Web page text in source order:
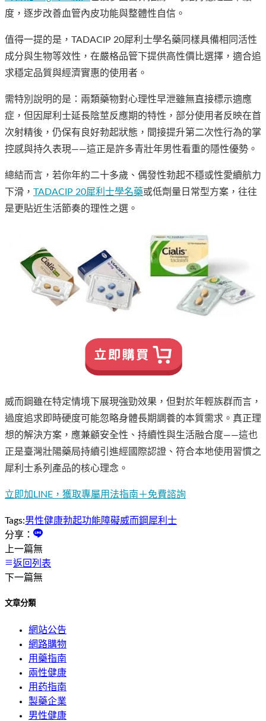
度，逐步改善血管內皮功能與整體性自信。
值得一提的是，TADACIP 20犀利士學名藥同樣具備相同活性
成分與生物等效性，在嚴格品管下提供高性價比選擇，適合追
求穩定品質與經濟實惠的使用者。
需特別說明的是：兩類藥物對心理性早泄雖無直接標示適應
症，但因犀利士延長陰莖反應期的特性，部分使用者反映在首
次射精後，仍保有良好勃起狀態，間接提升第二次性行為的掌
控感與持久表現——這正是許多青壯年男性看重的隱性優勢。
總結而言，若你年約二十多歲、偶發性勃起不穩或性愛續航力
下滑， TADACIP 20犀利士學名藥或低劑量日常型方案，往往
是更貼近生活節奏的理性之選。
威而鋼雖在特定情境下展現強勁效果，但對於年輕族群而言，
過度追求即時硬度可能忽略身體長期調養的本質需求。真正理
想的解決方案，應兼顧安全性、持續性與生活融合度——這也
正是臺灣壯陽藥局持續引進經國際認證、符合本地使用習慣之
犀利士系列產品的核心理念。
立即加LINE，獲取專屬用法指南＋免費諮詢
Tags:男性健康勃起功能障礙威而鋼犀利士
分享：
上一篇無
返回列表
下一篇無
文章分類
網站公告
網路購物
用藥指南
兩性健康
用药指南
製藥企業
男性健康